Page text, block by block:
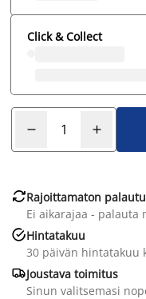
Click & Collect
Rajoittamaton
Ei aikarajaa - palauta
Hintatakuu
30 päivän hintatakuu
Joustava toimitus
Sinun valitsemasi